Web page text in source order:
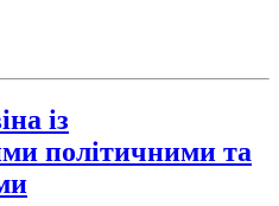
із
політичними та